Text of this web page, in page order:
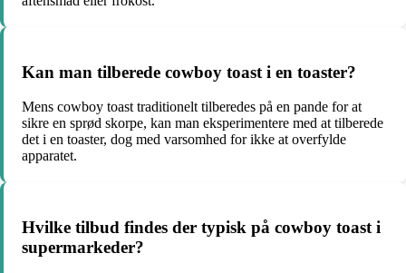
Kan man tilberede cowboy toast i en toaster?
Mens cowboy toast traditionelt tilberedes på en pande for at
sikre en sprød skorpe, kan man eksperimentere med at tilberede
det i en toaster, dog med varsomhed for ikke at overfylde
apparatet.
Hvilke tilbud findes der typisk på cowboy toast i
supermarkeder?